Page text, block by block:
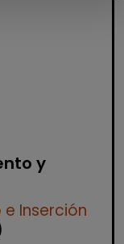
y
e Inserción